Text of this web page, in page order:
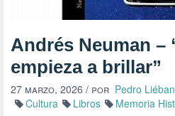
Andrés Neuman –
empieza a brillar”
27 marzo, 2026 / por Pedro
Cultura
Libros Memoria